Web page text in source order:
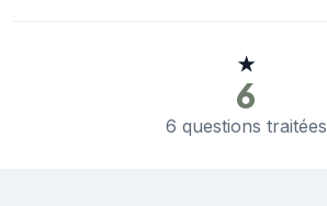
★
6
6 questions traitées